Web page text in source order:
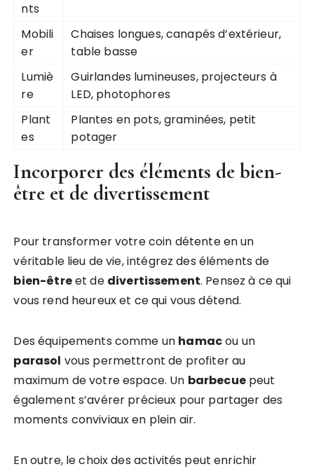
nts
Mobili
er
Chaises longues, canapés d’extérieur,
table basse
Lumiè
re
Guirlandes lumineuses, projecteurs à
LED, photophores
Plant
es
Plantes en pots, graminées, petit
potager
Incorporer des éléments de bien-
être et de divertissement
Pour transformer votre coin détente en un
véritable lieu de vie, intégrez des éléments de
bien-êtreet de divertissement. Pensez à ce qui
vous rend heureux et ce qui vous détend.
Des équipements comme un hamacou un
parasol vous permettront de profiter au
maximum de votre espace. Un barbecuepeut
également s’avérer précieux pour partager des
moments conviviaux en plein air.
En outre, le choix des activités peut enrichir